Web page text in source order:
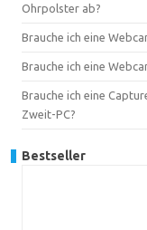
Ohrpolster ab?
Brauche ich eine
Brauche ich eine
Brauche ich eine
Zweit-PC?
Bestseller